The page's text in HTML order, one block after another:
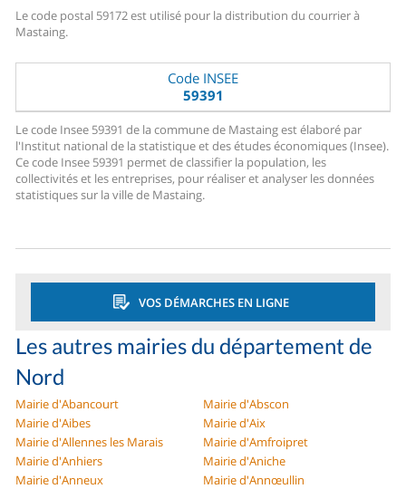
Le code postal 59172 est utilisé pour la distribution du courrier à
Mastaing.
Code INSEE
59391
Le code Insee 59391 de la commune de Mastaing est élaboré par
l'Institut national de la statistique et des études économiques (Insee).
Ce code Insee 59391 permet de classifier la population, les
collectivités et les entreprises, pour réaliser et analyser les données
statistiques sur la ville de Mastaing.
VOS DÉMARCHES EN LIGNE
Les autres mairies du département de
Nord
Mairie d'Abancourt
Mairie d'Abscon
Mairie d'Aibes
Mairie d'Aix
Mairie d'Allennes les Marais
Mairie d'Amfroipret
Mairie d'Anhiers
Mairie d'Aniche
Mairie d'Anneux
Mairie d'Annœullin